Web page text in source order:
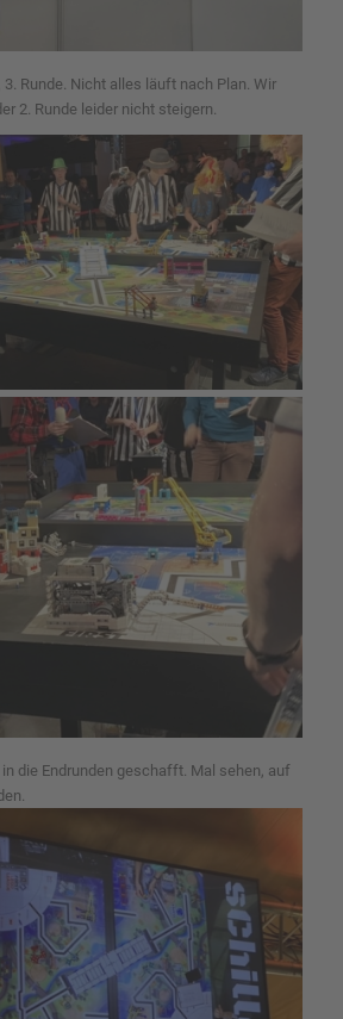
3. Runde. Nicht alles läuft nach Plan. Wir
2. Runde leider nicht steigern.
die Endrunden geschafft. Mal sehen, auf